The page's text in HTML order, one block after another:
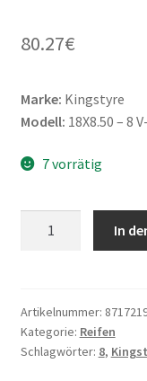
80.27€
Marke: Kingstyre
Modell: 18X8.50 – 8
7 vorrätig
V-
3501
4PR
In
Artikelnummer:
Kategorie: Reifen
Schlagwörter: 8,